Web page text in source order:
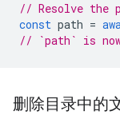
// Resolve the
const path =
// `path` is
删除目录中的